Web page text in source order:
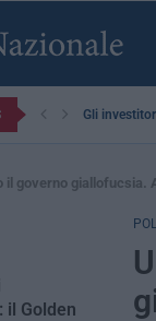
Gli
governo giallofucsia.
il Golden